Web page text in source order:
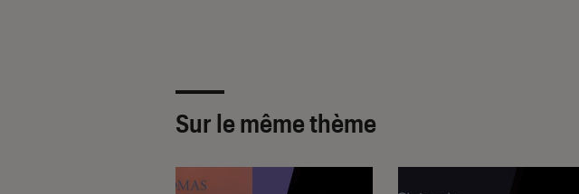
Sur le même thème